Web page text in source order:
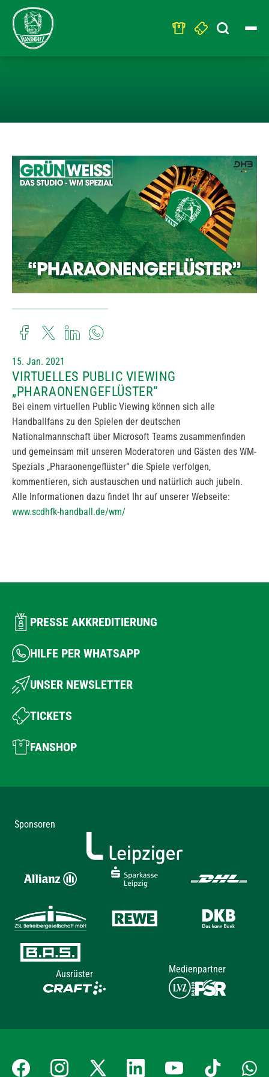
Search
for:
15. Jan. 2021
VIRTUELLES PUBLIC VIEWING
„PHARAONENGEFLÜSTER“
Bei einem virtuellen Public Viewing können sich alle
Handballfans zu den Spielen der deutschen
Nationalmannschaft über Microsoft Teams zusammenfinden
und gemeinsam mit unseren Moderatoren und Gästen des WM-
Spezials „Pharaonengeflüster“ die Spiele verfolgen,
kommentieren, sich austauschen und natürlich auch jubeln.
Alle Informationen dazu findet Ihr auf unserer Webseite:
www.scdhfk-handball.de/wm/
PRESSE AKKREDITIERUNG
HILFE PER WHATSAPP
UNSER NEWSLETTER
TICKETS
FANSHOP
Sponsoren
Ausrüster Medienpartner